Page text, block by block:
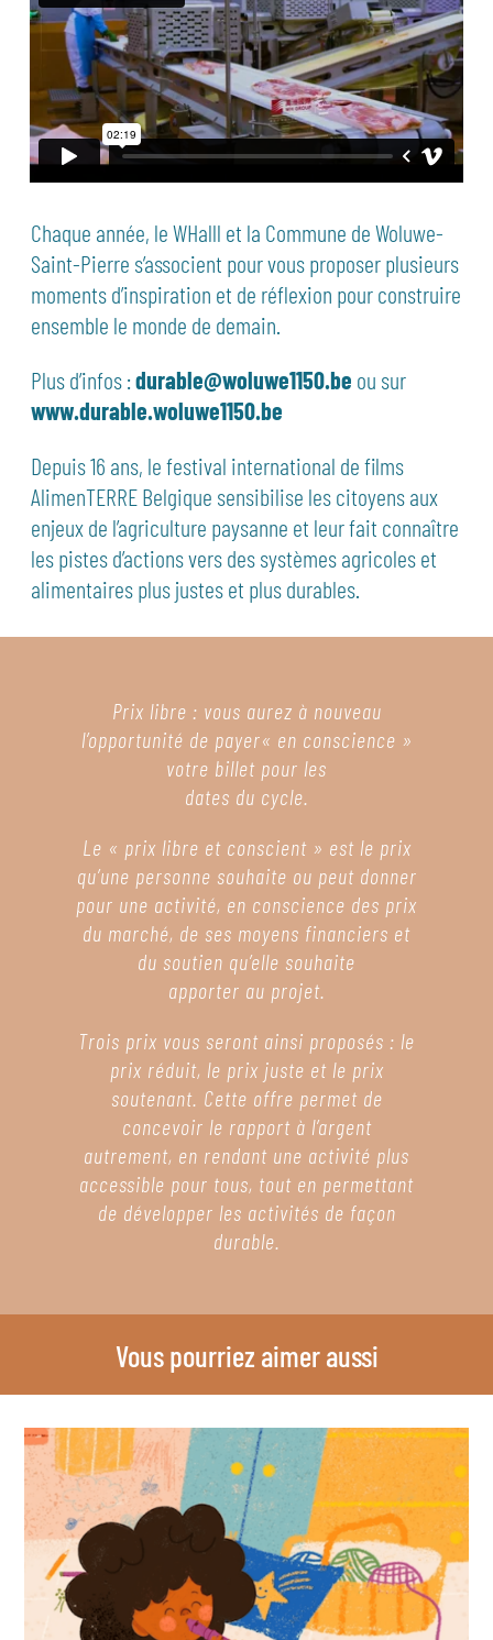
Chaque année, le WHalll et la Commune de Woluwe-
Saint-Pierre s’associent pour vous proposer plusieurs
moments d’inspiration et de réflexion pour construire
ensemble le monde de demain.
Plus d’infos :durable@woluwe1150.be ou sur
www.durable.woluwe1150.be
Depuis 16 ans, le festival international de films
AlimenTERRE Belgique sensibilise les citoyens aux
enjeux de l’agriculture paysanne et leur fait connaître
les pistes d’actions vers des systèmes agricoles et
alimentaires plus justes et plus durables.
Prix libre : vous aurez à nouveau
l’opportunité de payer« en conscience »
votre billet pour les
dates du cycle.
Le « prix libre et conscient » est le prix
qu’une personne souhaite ou peut donner
pour une activité, en conscience des prix
du marché, de ses moyens financiers et
du soutien qu’elle souhaite
apporter au projet.
Trois prix vous seront ainsi proposés : le
prix réduit, le prix juste et le prix
soutenant. Cette offre permet de
concevoir le rapport à l’argent
autrement, en rendant une activité plus
accessible pour tous, tout en permettant
de développer les activités de façon
durable.
Vous pourriez aimer aussi